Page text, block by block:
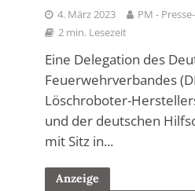
4. März 2023
PM -
2 min. Lesezeit
Eine Delegation des
Feuerwehrverbandes
Löschroboter-
und der deutschen
mit Sitz in...
Anzeige